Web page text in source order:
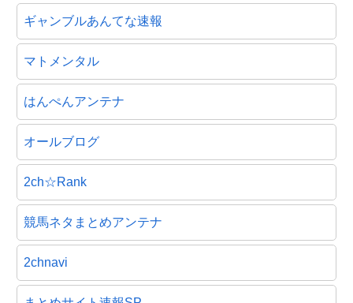
ギャンブルあんてな速報
マトメンタル
はんぺんアンテナ
オールブログ
2ch☆Rank
競馬ネタまとめアンテナ
2chnavi